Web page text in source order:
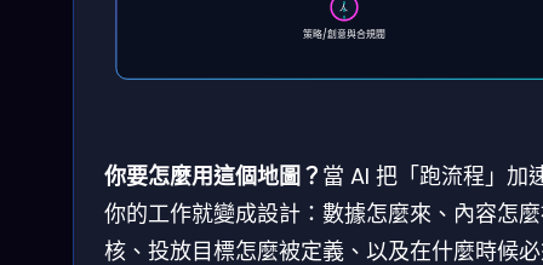
人
策略/創意與合規閥
你要怎麼用這個地圖？ 當 AI 把「跑流程」加
你的工作就變成設計：數據怎麼來、內容怎
核、投放目標怎麼被定義、以及在什麼時候